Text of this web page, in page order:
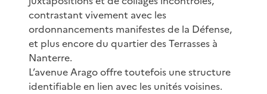
contrastant vivement avec les
ordonnancements manifestes de la Défense,
et plus encore du quartier des Terrasses à
Nanterre.
L’avenue Arago offre toutefois une structure
identifiable en lien avec les unités voisines.